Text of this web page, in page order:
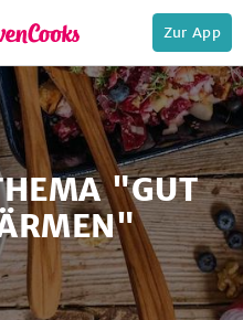
Zur App
"GUT